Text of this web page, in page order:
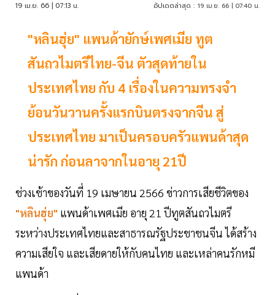
19 เม.ย. 66 | 07:13 น. อัปเดตล่าสุด : 19 เม.ย. 66 | 07:40 น.
"หลินฮุ่ย" แพนด้ายักษ์เพศเมีย ทูต
สันถวไมตรีไทย-จีน ตัวสุดท้ายใน
ประเทศไทย กับ 4 เรื่องในความทรงจำ
ย้อนวันวานครั้งแรกบินตรงจากจีน สู่
ประเทศไทย มาเป็นครอบครัวแพนด้าสุด
น่ารัก ก่อนลาจากในอายุ 21ปี
ช่วงเช้าของวันที่ 19 เมษายน 2566 ข่าวการเสียชีวิตของ
"หลินฮุ่ย" แพนด้าเพศเมีย อายุ 21 ปีทูตสันถวไมตรี
ระหว่างประเทศไทยและสาธารณรัฐประชาชนจีน ได้สร้าง
ความเสียใจ และเสียดายให้กับคนไทย และเหล่าคนรักหมี
แพนด้า